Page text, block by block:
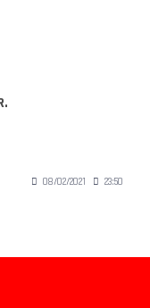
08/02/2021 23:50